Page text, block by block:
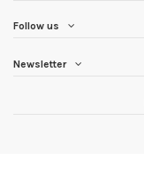
Follow us
Newsletter